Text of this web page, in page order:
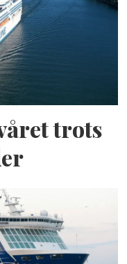
trots